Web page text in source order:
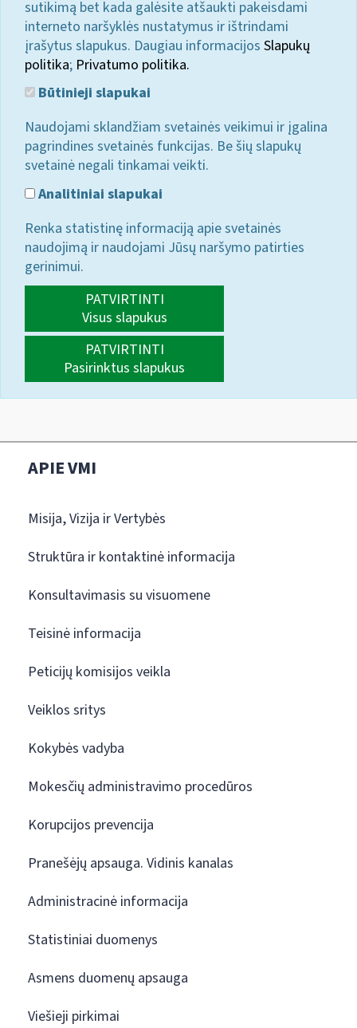
sutikimą bet kada galėsite atšaukti pakeisdami
interneto naršyklės nustatymus ir ištrindami
įrašytus slapukus. Daugiau informacijos Slapukų
politika; Privatumo politika.
Būtinieji slapukai
Naudojami sklandžiam svetainės veikimui ir įgalina
pagrindines svetainės funkcijas. Be šių slapukų
svetainė negali tinkamai veikti.
Analitiniai slapukai
Renka statistinę informaciją apie svetainės
naudojimą ir naudojami Jūsų naršymo patirties
gerinimui.
PATVIRTINTI
Visus slapukus
PATVIRTINTI
Pasirinktus slapukus
APIE VMI
Misija, Vizija ir Vertybės
Struktūra ir kontaktinė informacija
Konsultavimasis su visuomene
Teisinė informacija
Peticijų komisijos veikla
Veiklos sritys
Kokybės vadyba
Mokesčių administravimo procedūros
Korupcijos prevencija
Pranešėjų apsauga. Vidinis kanalas
Administracinė informacija
Statistiniai duomenys
Asmens duomenų apsauga
Viešieji pirkimai